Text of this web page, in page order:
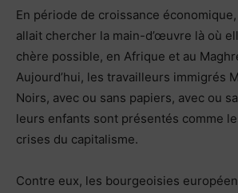
En période de croissance
allait chercher la main-d’œuvre là où
chère possible, en Afrique et au
Aujourd’hui, les travailleurs immigrés
Noirs, avec ou sans papiers, avec ou
leurs enfants sont présentés comme
crises du capitalisme.
Contre eux, les bourgeoisies